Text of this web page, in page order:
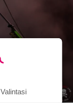
Valintasi